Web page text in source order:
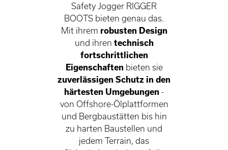
Safety Jogger RIGGER
BOOTS bieten genau das.
Mit ihrem robusten Design
und ihren technisch
fortschrittlichen
Eigenschaften bieten sie
zuverlässigen Schutz in den
härtesten Umgebungen -
von Offshore-Ölplattformen
und Bergbaustätten bis hin
zu harten Baustellen und
jedem Terrain, das